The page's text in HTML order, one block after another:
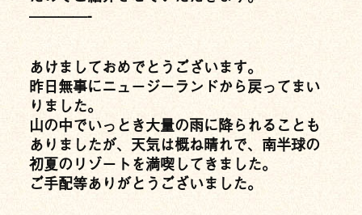
————-
あけましておめでとうございます。
昨日無事にニュージーランドから戻ってまい
りました。
山の中でいっとき大量の雨に降られることも
ありましたが、天気は概ね晴れで、南半球の
初夏のリゾートを満喫してきました。
ご手配等ありがとうございました。